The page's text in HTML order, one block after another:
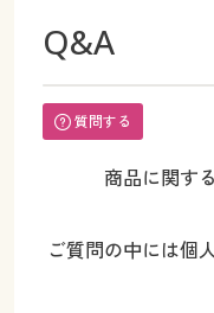
Q&A
質問する
商品に関す
ご質問の中には個